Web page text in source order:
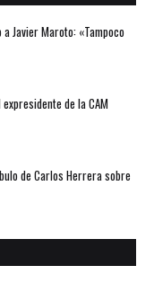
Javier Maroto: «Tampoco
de la CAM
de Carlos Herrera sobre